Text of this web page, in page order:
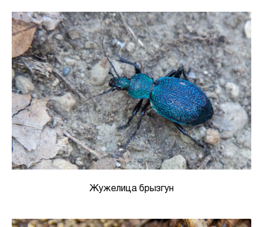
Жужелица брызгун